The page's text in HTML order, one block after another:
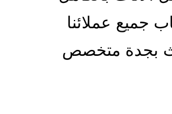
جميع عملائنا
بجدة متخصص